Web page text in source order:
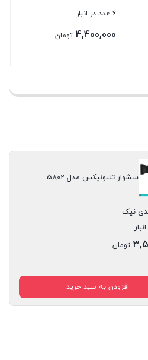
6 عدد در انبار
4,400,000 تومان
سشوار تلیونیکس مدل 5802
نیک
تومان
افزودن به سبد خرید